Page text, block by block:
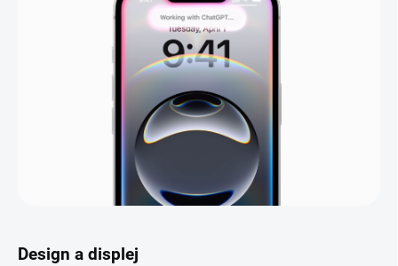
Design a displej